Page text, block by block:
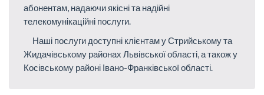
абонентам, надаючи якісні та надійні
телекомунікаційні послуги.
Наші послуги доступні клієнтам у Стрийському та
Жидачівському районах Львівської області, а також у
Косівському районі Івано-Франківської області.